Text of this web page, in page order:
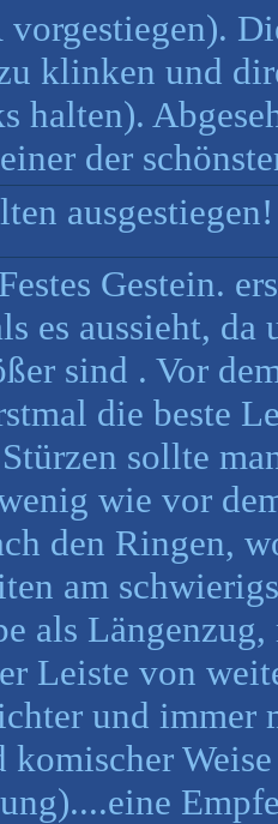
vorgestiegen).
klinken und
halten).
der
ausgestiegen!
Gestein.
es aussieht,
sind . Vor
die beste
sollte
wie vor
den Ringen,
am
als
Leiste von
und immer
komischer